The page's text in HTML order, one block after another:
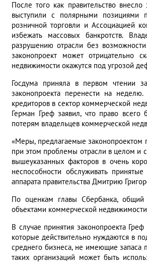
После того как правительство
выступили с полярными позициями
розничной торговли и Ассоциацией
избежать массовых банкротств.
разрушению отрасли без
законопроект может отрицательно
недвижимости окажутся под угрозой
Госдума приняла в первом чтении
законопроекта перенести на
кредиторов в сектор коммерческой
Герман Греф заявил, что право
потерям владельцев коммерческой
«Меры, предлагаемые законопроектом
при этом проблемы отрасли в целом и
вышеуказанных факторов в очень
неспособности обслуживать
аппарата правительства Дмитрию
По оценкам главы Сбербанка, общий
объектами коммерческой
В случае принятия законопроекта
которые действительно нуждаются в
среднего бизнеса, не имеющие запаса
таких организаций может быть